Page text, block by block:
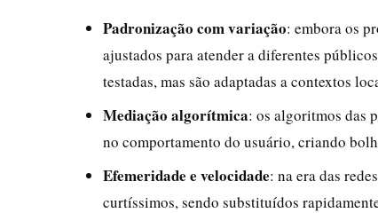
Padronização com variação: embora os
ajustados para atender a diferentes
testadas, mas são adaptadas a contextos
Mediação algorítmica: os algoritmos das
no comportamento do usuário, criando
Efemeridade e velocidade: na era das
curtíssimos, sendo substituídos